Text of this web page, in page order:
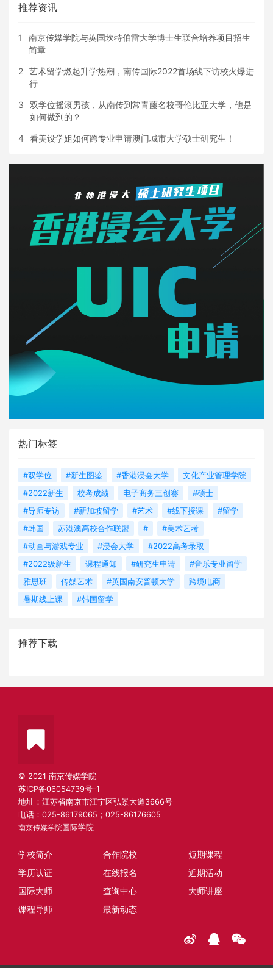
推荐资讯
1
南京传媒学院与英国坎特伯雷大学博士生联合培养项目招生
简章
2 艺术留学燃起升学热潮，南传国际2022首场线下访校火爆进
行
3
双学位摇滚男孩，从南传到常青藤名校哥伦比亚大学，他是
如何做到的？
4 看美设学姐如何跨专业申请澳门城市大学硕士研究生！
热门标签
#双学位 #新生图鉴 #香港浸会大学
文化产业管理学院
#2022新生
校考成绩 电子商务三创赛
#硕士
#导师专访
#新加坡留学 #艺术 #线下授课
#留学
#韩国
苏港澳高校合作联盟 #
#美术艺考
#动画与游戏专业
#浸会大学
#2022高考录取
#2022级新生
课程通知 #研究生申请
#音乐专业留学
雅思班
传媒艺术 #英国南安普顿大学
跨境电商
暑期线上课
#韩国留学
推荐下载
© 2021 南京传媒学院
苏ICP备06054739号-1
地址：江苏省南京市江宁区弘景大道3666号
电话：025-86179065；025-86176605
南京传媒学院国际学院
学校简介
学历认证
国际大师
课程导师
合作院校
在线报名
查询中心
最新动态
短期课程
近期活动
大师讲座